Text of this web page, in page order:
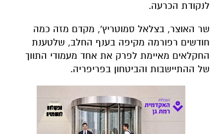
לנקודת הכרעה.
שר האוצר, בצלאל סמוטריץ', מקדם מזה כמה
חודשים רפורמה מקיפה בענף החלב, שלטענת
החקלאים מאיימת לפרק את אחד מעמודי התווך
של ההתיישבות והביטחון בפריפריה.